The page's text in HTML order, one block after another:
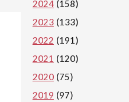
2024(158)
2023(133)
2022 (191)
2021 (120)
2020(75)
2019 (97)